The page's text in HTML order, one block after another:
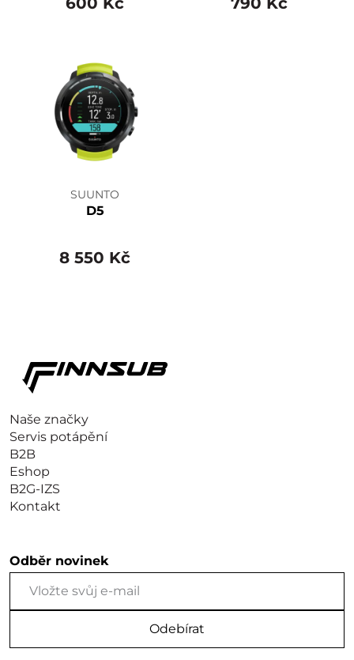
SUUNTO
D5
8 550 Kč
Naše značky
Servis potápění
B2B
Eshop
B2G-IZS
Kontakt
Odběr novinek
Odebírat